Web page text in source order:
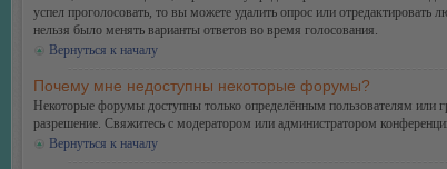
успел проголосовать, то вы можете удалить опрос или
нельзя было менять варианты ответов во время голосования.
Вернуться к началу
Почему мне недоступны некоторые форумы?
Некоторые форумы доступны только определённым пользователям или
разрешение. Свяжитесь с модератором или администратором
Вернуться к началу